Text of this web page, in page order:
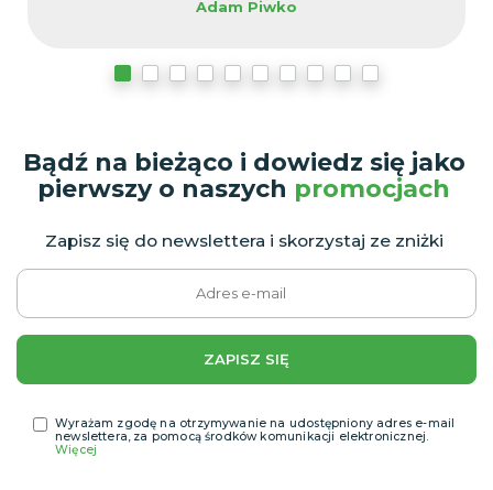
Adam Piwko
Bądź na bieżąco i dowiedz się jako
pierwszy o naszych promocjach
Zapisz się do newslettera i skorzystaj ze zniżki
ZAPISZ SIĘ
Wyrażam zgodę na otrzymywanie na udostępniony adres e-mail
newslettera, za pomocą środków komunikacji elektronicznej.
Więcej